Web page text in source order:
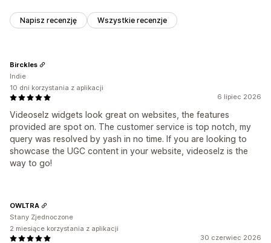
Napisz recenzję Wszystkie recenzje
6 lipiec 2026
Videoselz widgets look great on websites, the features
provided are spot on. The customer service is top notch, my
query was resolved by yash in no time. If you are looking to
showcase the UGC content in your website, videoselz is the
way to go!
Birckles
Indie
10 dni korzystania z aplikacji
30 czerwiec 2026
OWLTRA
Stany Zjednoczone
2 miesiące korzystania z aplikacji